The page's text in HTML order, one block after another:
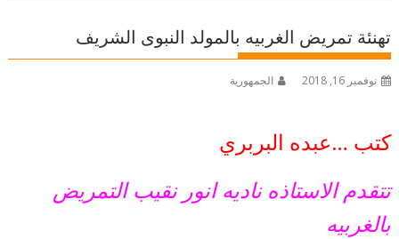
تهنئة تمريض الغربيه بالمولد النبوى الشريف
نوفمبر 16, 2018 الجمهورية
كتب …عبده البربري
تتقدم الاستاذه ناديه انور نقيب التمريض
بالغربيه